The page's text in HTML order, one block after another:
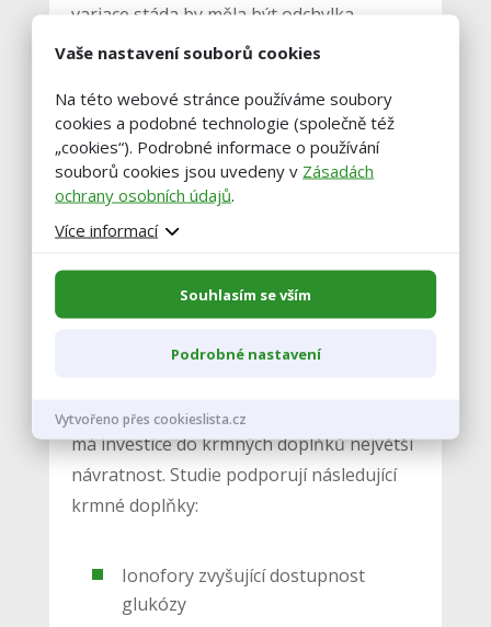
variace stáda by měla být odchylka
jednotlivých dojnic 0,5-1 jednotky BCS.
Tělesná kondice
skotu
Čerstvě otelené krávy jsou skupina, kde
má investice do krmných doplňků největší
návratnost. Studie podporují následující
krmné doplňky:
Ionofory zvyšující dostupnost
glukózy
Vaše nastavení souborů cookies
Na této webové stránce používáme soubory
cookies a podobné technologie (společně též
„cookies“). Podrobné informace o používání
souborů cookies jsou uvedeny v Zásadách
ochrany osobních údajů.
Více informací
Souhlasím se vším
Podrobné nastavení
Vytvořeno přes cookieslista.cz